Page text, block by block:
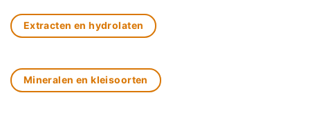
Extracten en hydrolaten
Mineralen en kleisoorten